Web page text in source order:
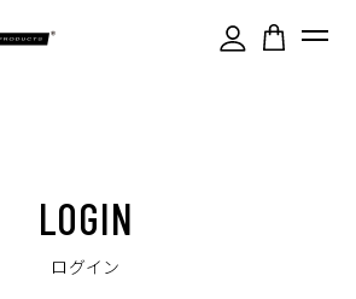
LOGIN
ログイン